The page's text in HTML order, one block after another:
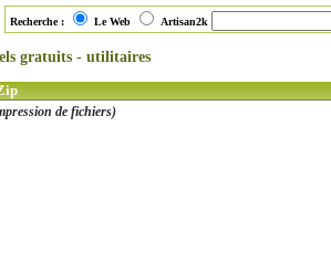
Recherche : Le Web Artisan2k
gratuits - utilitaires
de fichiers)